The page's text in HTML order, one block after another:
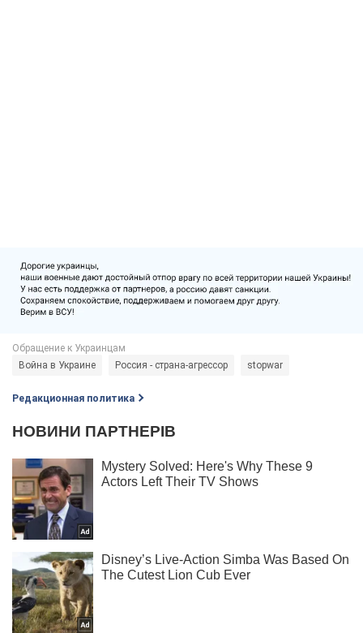
Война в Украине Россия - страна-агрессор stopwar
Редакционная политика